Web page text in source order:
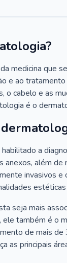
medicina que
e ao
o cabelo e as
é o
a
anexos, além de
invasivos e
seja mais
ele também é o
de mais de
as principais